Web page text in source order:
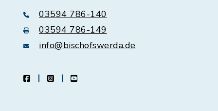
03594 786-140
03594 786-149
info@bischofswerda.de
facebookinstagramyoutube